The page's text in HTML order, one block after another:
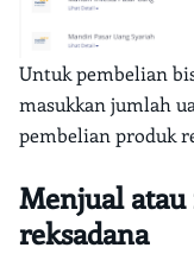
Untuk pembelian
masukkan jumlah
pembelian produk
Menjual
reksadana